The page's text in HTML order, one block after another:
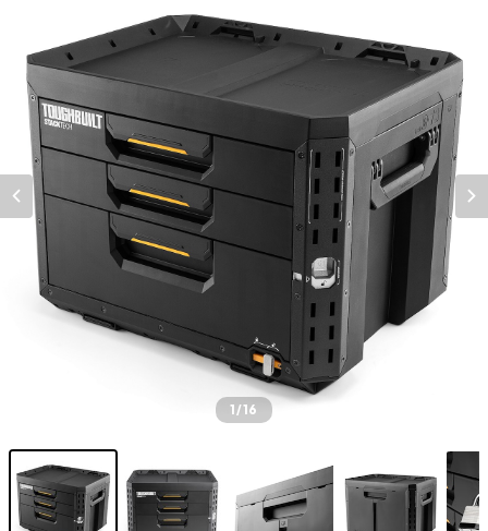
1 /16